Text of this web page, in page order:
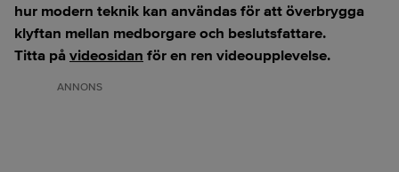
hur modern teknik kan användas för att överbrygga
klyftan mellan medborgare och beslutsfattare.
Titta på videosidan för en ren videoupplevelse.
ANNONS